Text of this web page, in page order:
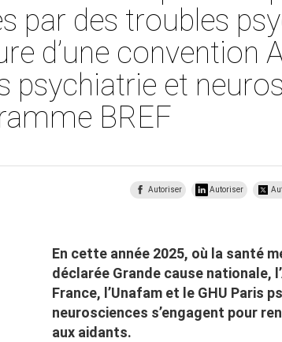
par des troubles
d’une convention
psychiatrie et
BREF
Autoriser Autoriser
En cette année 2025, où la santé
déclarée Grande cause nationale,
France, l’Unafam et le GHU Paris
neurosciences s’engagent pour
aux aidants.